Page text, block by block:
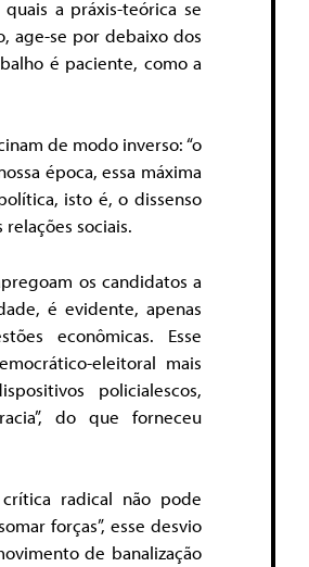
a práxis-teórica se
age-se por debaixo dos
é paciente, como a
de modo inverso: “o
época, essa máxima
isto é, o dissenso
sociais.
os candidatos a
é evidente, apenas
econômicas. Esse
eleitoral mais
policialescos,
do que forneceu
radical não pode
forças”, esse desvio
de banalização